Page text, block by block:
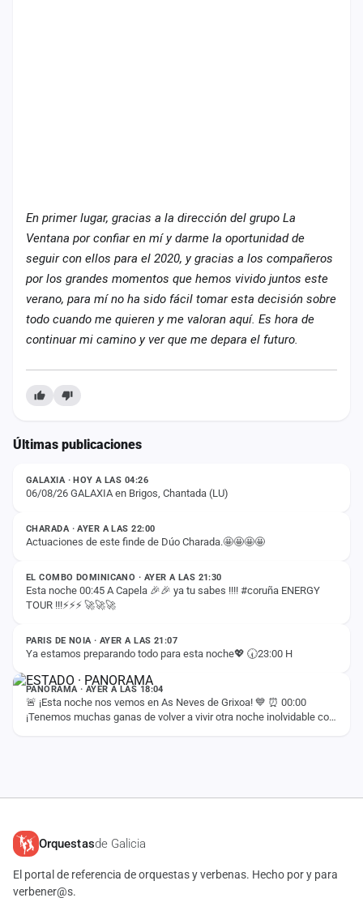
En primer lugar, gracias a la dirección del grupo La
Ventana por confiar en mí y darme la oportunidad de
seguir con ellos para el 2020, y gracias a los compañeros
por los grandes momentos que hemos vivido juntos este
verano, para mí no ha sido fácil tomar esta decisión sobre
todo cuando me quieren y me valoran aquí. Es hora de
continuar mi camino y ver que me depara el futuro.
Últimas publicaciones
ESTADO
GALAXIA · HOY A LAS 04:26
06/08/26 GALAXIA en Brigos, Chantada (LU)
ESTADO
CHARADA · AYER A LAS 22:00
Actuaciones de este finde de Dúo Charada.🤩🤩🤩🤩
ESTADO
EL COMBO DOMINICANO · AYER A LAS 21:30
Esta noche 00:45 A Capela 🎉🎉 ya tu sabes !!!! #coruña ENERGY
TOUR !!!⚡️⚡️⚡️ 🚀🚀🚀
ESTADO
PARIS DE NOIA · AYER A LAS 21:07
Ya estamos preparando todo para esta noche💖 🕢23:00 H
ESTADO
PANORAMA · AYER A LAS 18:04
🚨 ¡Esta noche nos vemos en As Neves de Grixoa! 💙 ⏰ 00:00
¡Tenemos muchas ganas de volver a vivir otra noche inolvidable con
Orquestasde Galicia
El portal de referencia de orquestas y verbenas. Hecho por y para
verbener@s.
Administración
Contacto